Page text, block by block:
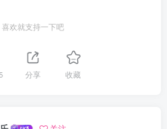
喜欢就支持一下吧
5 分享 收藏